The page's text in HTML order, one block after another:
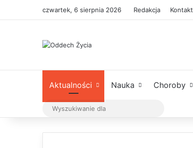
czwartek, 6 sierpnia 2026 Redakcja Kontakt
Aktualności Nauka Choroby